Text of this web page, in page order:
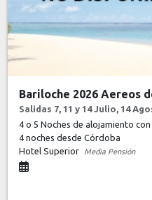
Bariloche 2026 Aereos
Salidas 7, 11 y 14 Julio, 14
4 o 5 Noches de alojamiento
4 nochesdesde Córdoba
Hotel Superior
Media Pensión